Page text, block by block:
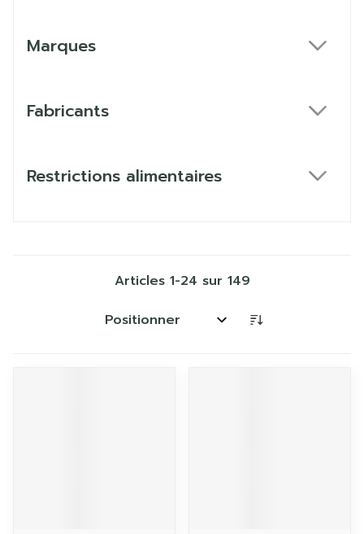
Marques
Fabricants
Restrictions alimentaires
Articles 1-24 sur 149
Trier par: